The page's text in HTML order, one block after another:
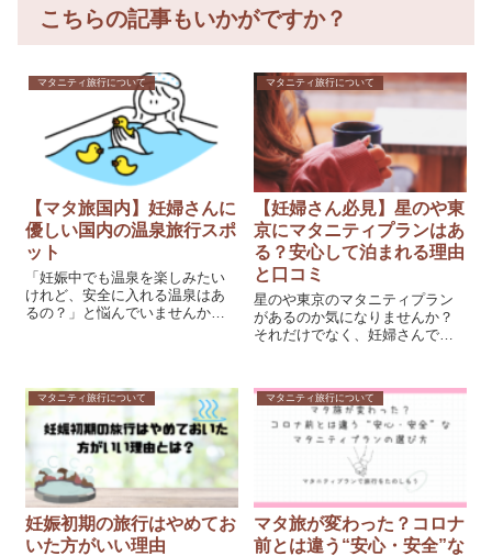
こちらの記事もいかがですか？
マタニティ旅行について
【マタ旅国内】妊婦さんに
優しい国内の温泉旅行スポ
ット
「妊娠中でも温泉を楽しみたい
けれど、安全に入れる温泉はあ
るの？」と悩んでいませんか？
婦向け？」といった不安もあり
ますよね。 こん...
マタニティ旅行について
【妊婦さん必見】星のや東
京にマタニティプランはあ
る？安心して泊まれる理由
と口コミ
星のや東京のマタニティプラン
があるのか気になりませんか？
それだけでなく、妊婦さんでも
の魅力を詳しく紹介。都心で無
理せずリラックスできる贅沢な
宿泊体験を探しているあなたに
読んでほしい。
マタニティ旅行について
妊娠初期の旅行はやめてお
いた方がいい理由
マタニティ旅行について
マタ旅が変わった？コロナ
前とは違う“安心・安全”な